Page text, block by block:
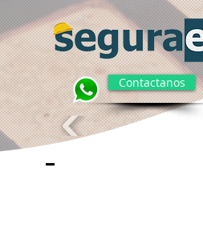
Contactanos